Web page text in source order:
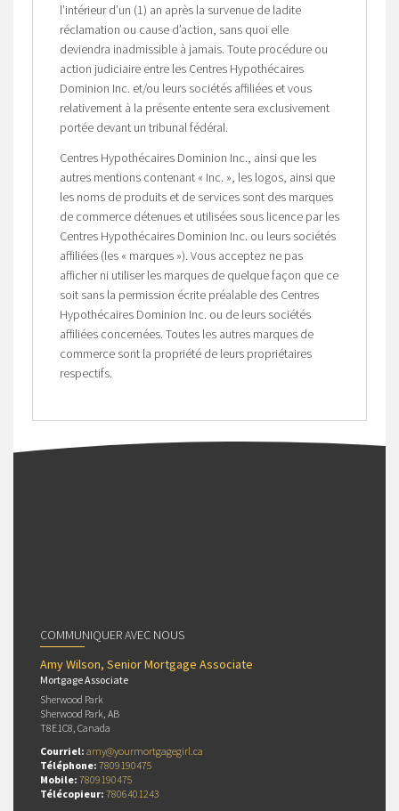
l’intérieur d’un (1) an après la survenue de ladite
réclamation ou cause d’action, sans quoi elle
deviendra inadmissible à jamais. Toute procédure ou
action judiciaire entre les Centres Hypothécaires
Dominion Inc. et/ou leurs sociétés affiliées et vous
relativement à la présente entente sera exclusivement
portée devant un tribunal fédéral.
Centres Hypothécaires Dominion Inc., ainsi que les
autres mentions contenant « Inc. », les logos, ainsi que
les noms de produits et de services sont des marques
de commerce détenues et utilisées sous licence par les
Centres Hypothécaires Dominion Inc. ou leurs sociétés
affiliées (les « marques »). Vous acceptez ne pas
afficher ni utiliser les marques de quelque façon que ce
soit sans la permission écrite préalable des Centres
Hypothécaires Dominion Inc. ou de leurs sociétés
affiliées concernées. Toutes les autres marques de
commerce sont la propriété de leurs propriétaires
respectifs.
COMMUNIQUER AVEC NOUS
Amy Wilson, Senior Mortgage Associate
Mortgage Associate
Sherwood Park
Sherwood Park, AB
T8E1C8, Canada
Courriel: amy@yourmortgagegirl.ca
Téléphone: 7809190475
Mobile: 7809190475
Télécopieur: 7806401243